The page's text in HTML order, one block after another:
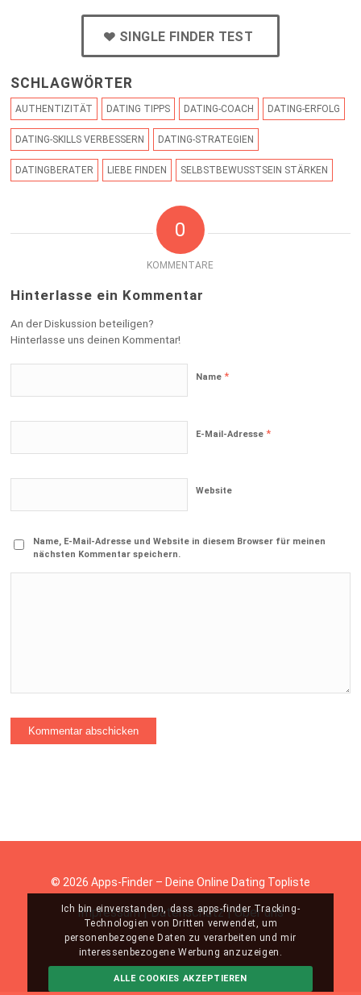
SINGLE FINDER TEST
SCHLAGWÖRTER
AUTHENTIZITÄT DATING TIPPS DATING-COACH DATING-ERFOLG
DATING-SKILLS VERBESSERN DATING-STRATEGIEN
DATINGBERATER LIEBE FINDEN SELBSTBEWUSSTSEIN STÄRKEN
0
KOMMENTARE
Hinterlasse ein Kommentar
An der Diskussion beteiligen?
Hinterlasse uns deinen Kommentar!
Name*
E-Mail-Adresse*
Website
Name, E-Mail-Adresse und Website in diesem Browser für meinen
nächsten Kommentar speichern.
© 2026 Apps-Finder – Deine Online Dating Topliste
Impressum|Datenschutz|Über uns
Ich bin einverstanden, dass apps-finder Tracking-
Technologien von Dritten verwendet, um
personenbezogene Daten zu verarbeiten und mir
interessenbezogene Werbung anzuzeigen.
ALLE COOKIES AKZEPTIEREN